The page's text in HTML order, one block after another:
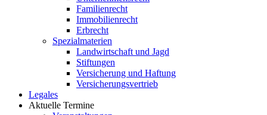
Familienrecht
Immobilienrecht
Erbrecht
Spezialmaterien
Landwirtschaft und Jagd
Stiftungen
Versicherung und Haftung
Versicherungsvertrieb
Legales
Aktuelle Termine